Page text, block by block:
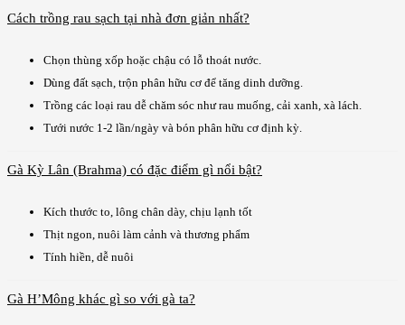
Cách trồng rau sạch tại nhà đơn giản nhất?
Chọn thùng xốp hoặc chậu có lỗ thoát nước.
Dùng đất sạch, trộn phân hữu cơ để tăng dinh dưỡng.
Trồng các loại rau dễ chăm sóc như rau muống, cải xanh, xà lách.
Tưới nước 1-2 lần/ngày và bón phân hữu cơ định kỳ.
Gà Kỳ Lân (Brahma) có đặc điểm gì nổi bật?
Kích thước to, lông chân dày, chịu lạnh tốt
Thịt ngon, nuôi làm cảnh và thương phẩm
Tính hiền, dễ nuôi
Gà H’Mông khác gì so với gà ta?